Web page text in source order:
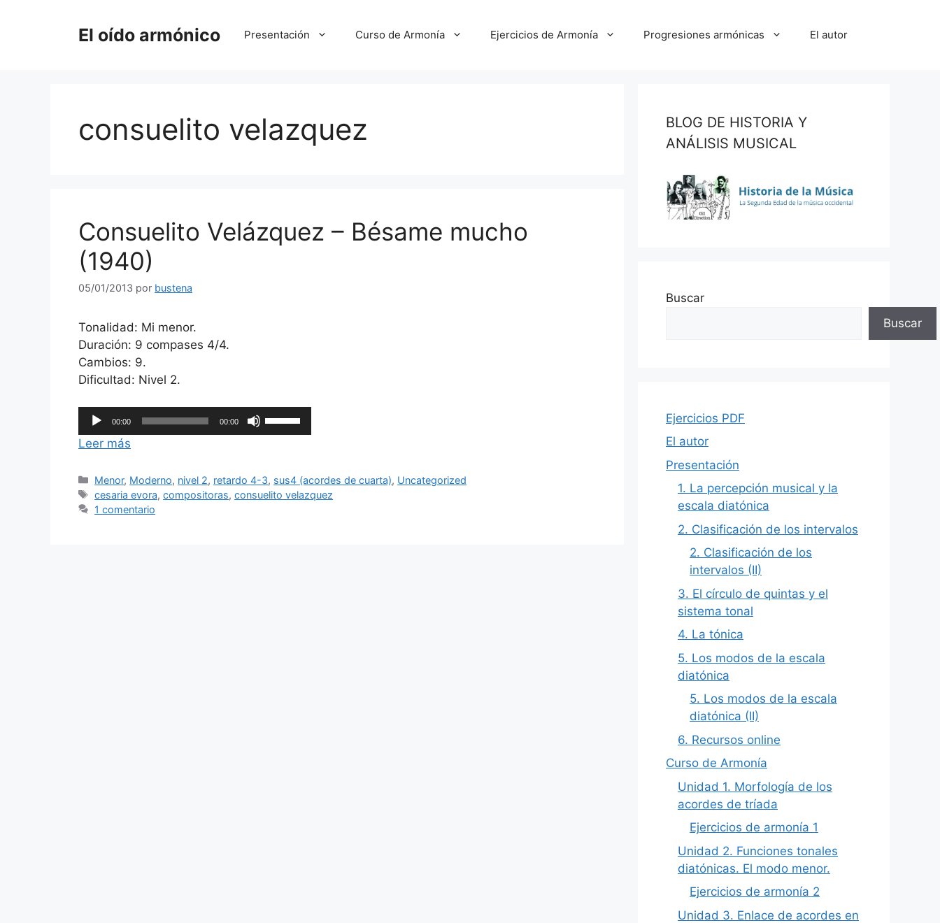
El oído armónico Presentación Curso de Armonía Ejercicios de Armonía Progresiones armónicas El autor
consuelito velazquez
Consuelito Velázquez – Bésame mucho
(1940)
05/01/2013 por bustena
Tonalidad: Mi menor.
Duración: 9 compases 4/4.
Cambios: 9.
Dificultad: Nivel 2.
Reproductor
de
audio
00:00 00:00
las
flecha
arriba/abajo
Leer más
Categorías
Menor, Moderno, nivel 2, retardo 4-3, sus4 (acordes de cuarta), Uncategorized
Etiquetas
cesaria evora,compositoras,consuelito velazquez
1 comentario
BLOG DE HISTORIA Y
ANÁLISIS MUSICAL
Buscar
Buscar
Ejercicios PDF
El autor
Presentación
1. La percepción musical y la
escala diatónica
2. Clasificación de los intervalos
2. Clasificación de los
intervalos (II)
3. El círculo de quintas y el
sistema tonal
4. La tónica
5. Los modos de la escala
diatónica
5. Los modos de la escala
diatónica (II)
6. Recursos online
Curso de Armonía
Unidad 1. Morfología de los
acordes de tríada
Ejercicios de armonía 1
Unidad 2. Funciones tonales
diatónicas. El modo menor.
Ejercicios de armonía 2
Unidad 3. Enlace de acordes en